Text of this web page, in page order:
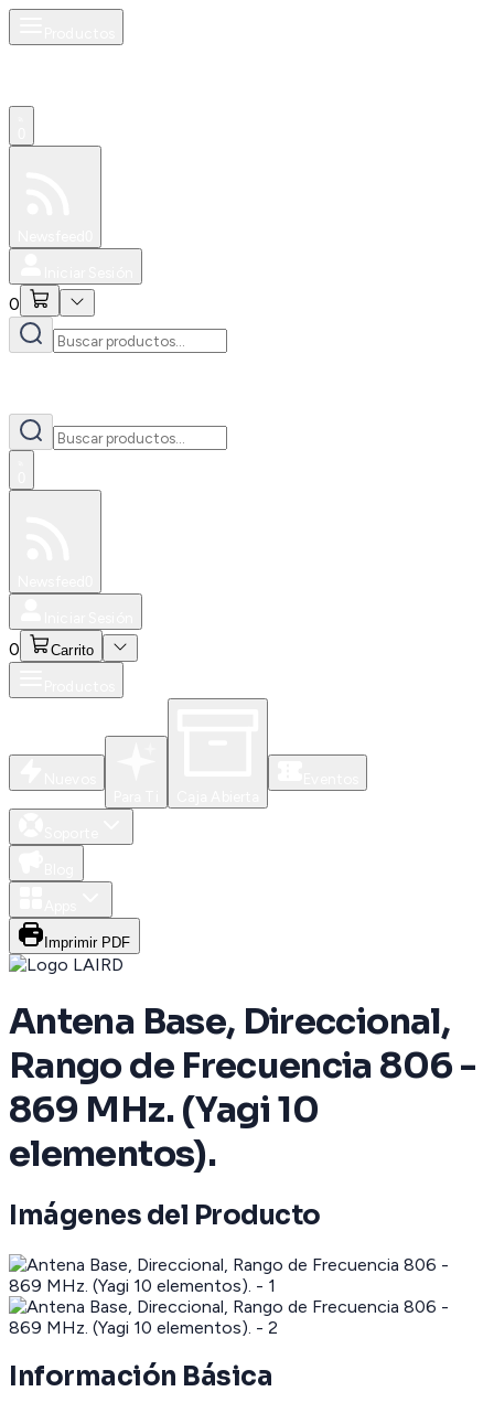
0
0 Carrito
Imprimir PDF
Antena Base, Direccional,
Rango de Frecuencia 806 -
869 MHz. (Yagi 10
elementos).
Imágenes del Producto
Información Básica